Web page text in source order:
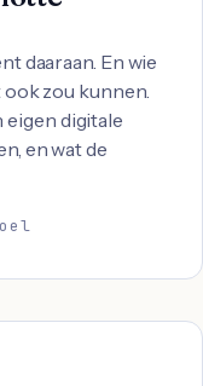
daaraan. En wie
zou kunnen.
eigen digitale
en wat de